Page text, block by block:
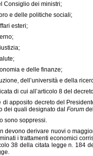
Consiglio dei ministri;
e delle politiche sociali;
esteri;
e delle finanze;
dell’università e della
di cui all’articolo 8 del
apposito decreto del
dei quali designato dal Forum
sono soppressi.
devono derivare nuovi o
i trattamenti economici
38 della citata legge n. 184